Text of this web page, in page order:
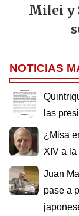
Milei y
NOTICIAS
las
¿Misa
XIV a la
Juan
pase a